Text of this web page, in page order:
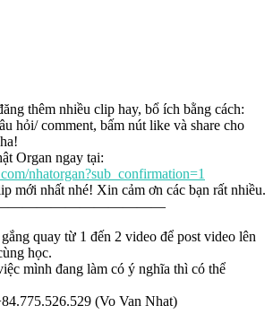
thêm nhiều clip hay, bổ ích bằng cách:
hỏi/ comment, bấm nút like và share cho
Organ ngay tại:
nhatorgan?sub_confirmation=1
mới nhất nhé! Xin cảm ơn các bạn rất nhiều.
quay từ 1 đến 2 video để post video lên
học.
mình đang làm có ý nghĩa thì có thể
(Vo Van Nhat)